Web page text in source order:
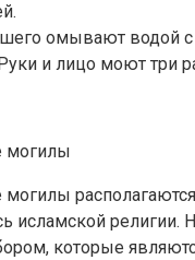
омывают водой
и лицо моют три
могилы
могилы
исламской религии.
которые